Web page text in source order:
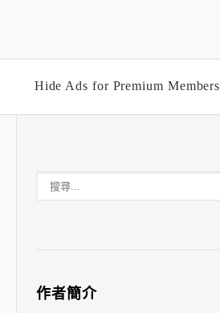
Hide Ads for Premium Members
作者簡介